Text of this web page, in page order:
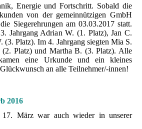
Energie und Fortschritt. Sobald die
von der gemeinnützigen GmbH
Siegerehrungen am 03.03.2017 statt.
Jahrgang Adrian W. (1. Platz), Jan C.
(3. Platz). Im 4. Jahrgang siegten Mia S.
(2. Platz) und Martha B. (3. Platz). Alle
eine Urkunde und ein kleines
an alle Teilnehmer/-innen!
2016
17. März war auch wieder in unserer